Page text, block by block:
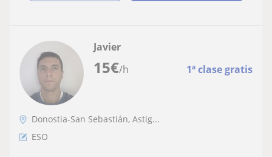
15€/h 1ª clase gratis
Javier
Donostia-San Sebastián, Astig...
ESO